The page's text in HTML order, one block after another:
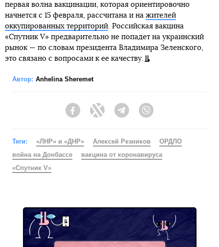
первая волна вакцинации, которая ориентировочно
начнется с 15 февраля, рассчитана и на жителей
оккупированных территорий . Российская вакцина
«Спутник V» предварительно не попадет на украинский
рынок — по словам президента Владимира Зеленского,
это связано с вопросами к ее качеству.
Автор: Anhelina Sheremet
FacebookTwitter Telegram
Теги: «ЛНР» и «ДНР» Алексей Резников
ОРДЛО
война на Донбассе
вакцина от коронавируса
«Спутник V»